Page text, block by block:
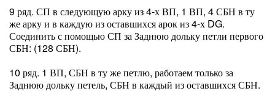
9 ряд. СП в следующую арку из 4-х ВП, 1 ВП, 4 СБН в ту
же арку и в каждую из оставшихся арок из 4-х DG.
Соединить с помощью СП за Заднюю дольку петли первого
СБН: (128 СБН).
10 ряд. 1 ВП, СБН в ту же петлю, работаем только за
Заднюю дольку петель, СБН в каждый из оставшихся СБН.